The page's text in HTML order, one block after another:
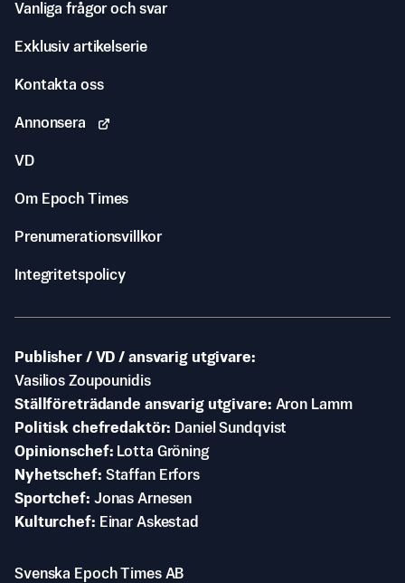
Vanliga frågor och svar
Exklusiv artikelserie
Kontakta oss
Annonsera
VD
Om Epoch Times
Prenumerationsvillkor
Integritetspolicy
Publisher / VD / ansvarig utgivare
Vasilios Zoupounidis
Ställföreträdande ansvarig utgivare Aron Lamm
Politisk chefredaktör
Daniel Sundqvist
Opinionschef
Lotta Gröning
Nyhetschef Staffan Erfors
Sportchef Jonas Arnesen
Kulturchef
Einar Askestad
Svenska Epoch Times AB